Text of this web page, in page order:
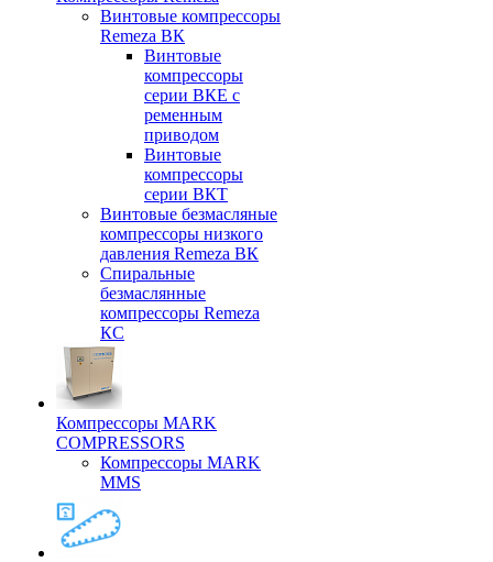
Винтовые компрессоры
Remeza ВК
Винтовые
компрессоры
серии ВКЕ с
ременным
приводом
Винтовые
компрессоры
серии ВКТ
Винтовые безмасляные
компрессоры низкого
давления Remeza ВК
Спиральные
безмаслянные
компрессоры Remeza
КС
Компрессоры MARK
COMPRESSORS
Компрессоры MARK
MMS